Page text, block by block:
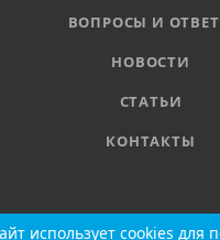
ВОПРОСЫ И
НОВОСТИ
СТАТЬИ
КОНТАКТЫ
8 800 555-11-78
использует cookies для
использует cookies для